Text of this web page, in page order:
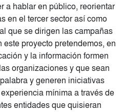
a hablar en público, reorientar
en el tercer sector así como
que se dirigen las campañas
proyecto pretendemos, en
y la información formen
organizaciones y que sean
y generen iniciativas
mínima a través de
entidades que quisieran